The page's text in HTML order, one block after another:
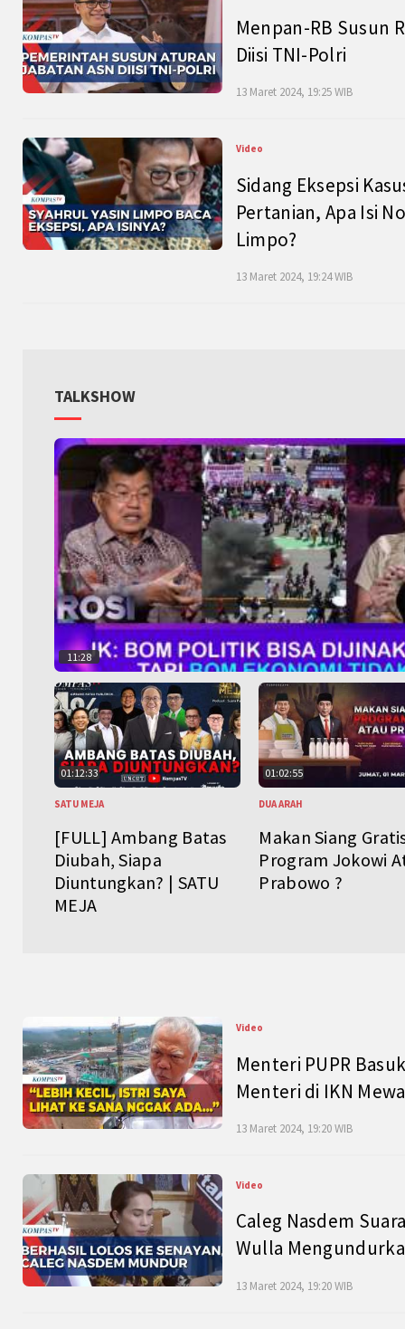
Menpan-RB Susun
Diisi TNI-Polri
13 Maret 2024, 19:25 WIB
Video
Sidang Eksepsi
Pertanian, Apa Isi
Limpo?
13 Maret 2024, 19:24 WIB
TALKSHOW
11:28
01:12:33
SATU MEJA
[FULL] Ambang Batas
Diubah, Siapa
Diuntungkan? | SATU
MEJA
01:02:55
DUA ARAH
Makan Siang
Program Jokowi
Prabowo ?
Video
Menteri PUPR
Menteri di IKN
13 Maret 2024, 19:20 WIB
Video
Caleg Nasdem
Wulla
13 Maret 2024, 19:20 WIB